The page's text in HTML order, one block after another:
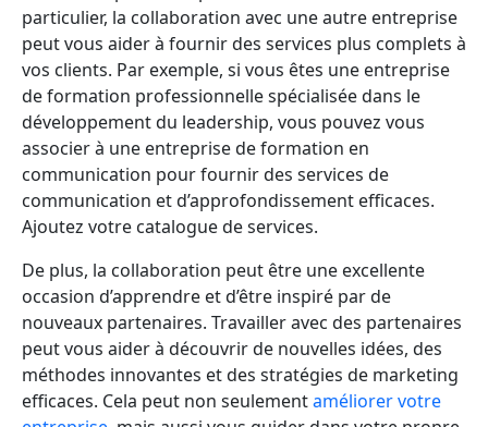
particulier, la collaboration avec une autre entreprise
peut vous aider à fournir des services plus complets à
vos clients. Par exemple, si vous êtes une entreprise
de formation professionnelle spécialisée dans le
développement du leadership, vous pouvez vous
associer à une entreprise de formation en
communication pour fournir des services de
communication et d’approfondissement efficaces.
Ajoutez votre catalogue de services.
De plus, la collaboration peut être une excellente
occasion d’apprendre et d’être inspiré par de
nouveaux partenaires. Travailler avec des partenaires
peut vous aider à découvrir de nouvelles idées, des
méthodes innovantes et des stratégies de marketing
efficaces. Cela peut non seulementaméliorer votre